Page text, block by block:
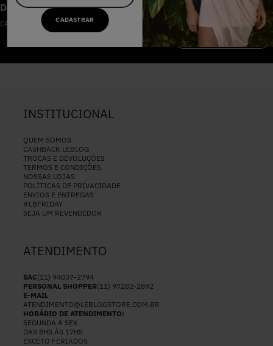
CADASTRAR
DESCONTOS IMPERDÍVEIS
CADASTRE-SE NA NOSSA NEWSLETTER
CADASTRAR
INSTITUCIONAL
QUEM SOMOS
CASHBACK LEBLOG
TROCAS E DEVOLUÇÕES
TERMOS E CONDIÇÕES
NOSSAS LOJAS
POLÍTICAS DE PRIVACIDADE
ENVIOS E ENTREGAS
#LBFRIDAY
SEJA UM REVENDEDOR
ATENDIMENTO
SAC(11) 94037-2794
PERSONAL SHOPPER(11) 97282-2892
E-MAIL
ATENDIMENTO@LEBLOGSTORE.COM.BR
HORÁRIO DE ATENDIMENTO:
SEGUNDA A SEX
DAS 8HS ÀS 17HS
EXCETO FERIADOS